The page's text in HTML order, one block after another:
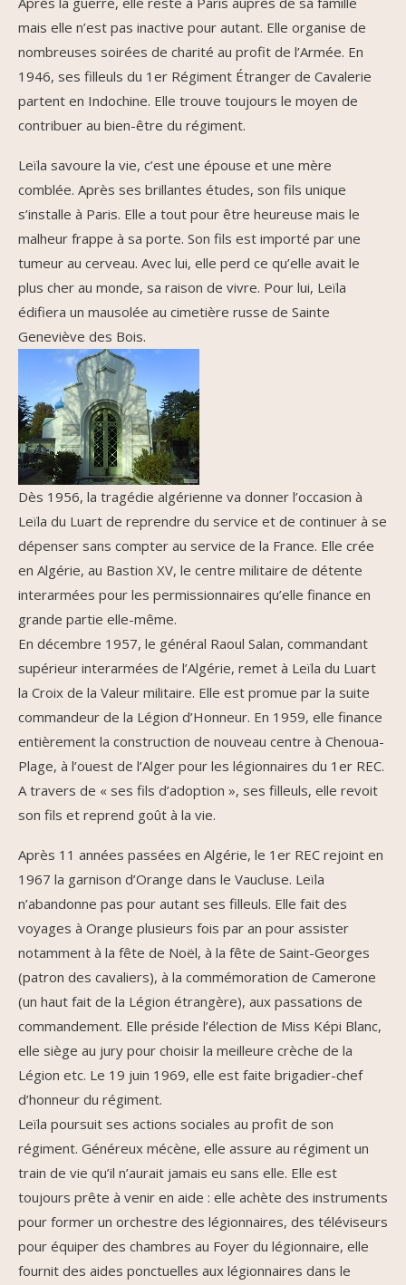
mais elle n’est pas inactive pour autant. Elle organise de
nombreuses soirées de charité au profit de l’Armée. En
1946, ses filleuls du 1er Régiment Étranger de Cavalerie
partent en Indochine. Elle trouve toujours le moyen de
contribuer au bien-être du régiment.
Leïla savoure la vie, c’est une épouse et une mère
comblée. Après ses brillantes études, son fils unique
s’installe à Paris. Elle a tout pour être heureuse mais le
malheur frappe à sa porte. Son fils est importé par une
tumeur au cerveau. Avec lui, elle perd ce qu’elle avait le
plus cher au monde, sa raison de vivre. Pour lui, Leïla
édifiera un mausolée au cimetière russe de Sainte
Geneviève des Bois.
Dès 1956, la tragédie algérienne va donner l’occasion à
Leïla du Luart de reprendre du service et de continuer à se
dépenser sans compter au service de la France. Elle crée
en Algérie, au Bastion XV, le centre militaire de détente
interarmées pour les permissionnaires qu’elle finance en
grande partie elle-même.
En décembre 1957, le général Raoul Salan, commandant
supérieur interarmées de l’Algérie, remet à Leïla du Luart
la Croix de la Valeur militaire. Elle est promue par la suite
commandeur de la Légion d’Honneur. En 1959, elle finance
entièrement la construction de nouveau centre à Chenoua-
Plage, à l’ouest de l’Alger pour les légionnaires du 1er REC.
A travers de « ses fils d’adoption », ses filleuls, elle revoit
son fils et reprend goût à la vie.
Après 11 années passées en Algérie, le 1er REC rejoint en
1967 la garnison d’Orange dans le Vaucluse. Leïla
n’abandonne pas pour autant ses filleuls. Elle fait des
voyages à Orange plusieurs fois par an pour assister
notamment à la fête de Noël, à la fête de Saint-Georges
(patron des cavaliers), à la commémoration de Camerone
(un haut fait de la Légion étrangère), aux passations de
commandement. Elle préside l’élection de Miss Képi Blanc,
elle siège au jury pour choisir la meilleure crèche de la
Légion etc. Le 19 juin 1969, elle est faite brigadier-chef
d’honneur du régiment.
Leïla poursuit ses actions sociales au profit de son
régiment. Généreux mécène, elle assure au régiment un
train de vie qu’il n’aurait jamais eu sans elle. Elle est
toujours prête à venir en aide : elle achète des instruments
pour former un orchestre des légionnaires, des téléviseurs
pour équiper des chambres au Foyer du légionnaire, elle
fournit des aides ponctuelles aux légionnaires dans le